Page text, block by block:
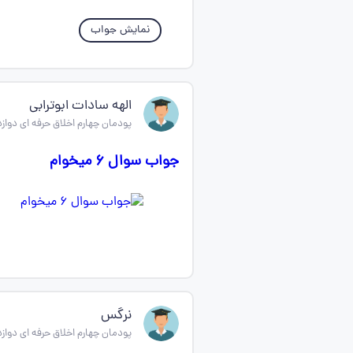
نمایش جواب
الهه سادات ابوترابی
پودمان چهارم اخلاق حرفه ای
جواب سوال ۶ میخوام
نرگس
پودمان چهارم اخلاق حرفه ای